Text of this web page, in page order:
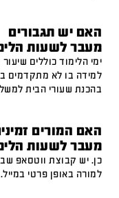
האם יש תגבורים
מעבר לשעות
ימי הלימוד כוללים
למידה בו לא מתקדמים
בהכנת שעורי הבית
האם המורים
מעבר לשעות
כן. יש קבוצת ווטסאפ
למורה באופן פרטי במייל.